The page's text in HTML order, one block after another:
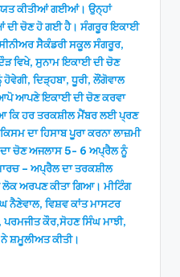
ਕੀਤੀਆਂ ਗਈਆਂ। ਉਨ੍ਹਾਂ
ਦੀ ਚੋਣ ਹੋ ਗਈ ਹੈ। ਸੰਗਰੂਰ ਇਕਾਈ
ਸੈਕੰਡਰੀ ਸਕੂਲ ਸੰਗਰੂਰ,
ਵਿਖੇ, ਸੁਨਾਮ ਇਕਾਈ ਦੀ ਚੋਣ
ਦਿੜ੍ਹਬਾ, ਧੂਰੀ, ਲੌਂਗੋਵਾਲ
ਆਪਣੇ ਇਕਾਈ ਦੀ ਚੋਣ ਕਰਵਾ
ਕਿ ਹਰ ਤਰਕਸ਼ੀਲ ਮੈਂਬਰ ਲਈ ਪ੍ਰਣ
ਦਾ ਹਿਸਾਬ ਪੂਰਾ ਕਰਨਾ ਲਾਜ਼ਮੀ
ਚੋਣ ਅਜਲਾਸ 5- 6 ਅਪ੍ਰੈਲ ਨੂੰ
– ਅਪ੍ਰੈਲ ਦਾ ਤਰਕਸ਼ੀਲ
ਅਰਪਣ ਕੀਤਾ ਗਿਆ। ਮੀਟਿੰਗ
ਨੈਣੇਵਾਲ, ਵਿਸ਼ਵ ਕਾਂਤ ਮਾਸਟਰ
ਕੌਰ,ਸੋਹਣ ਸਿੰਘ ਮਾਝੀ,
ਨੇ ਸ਼ਮੂਲੀਅਤ ਕੀਤੀ।